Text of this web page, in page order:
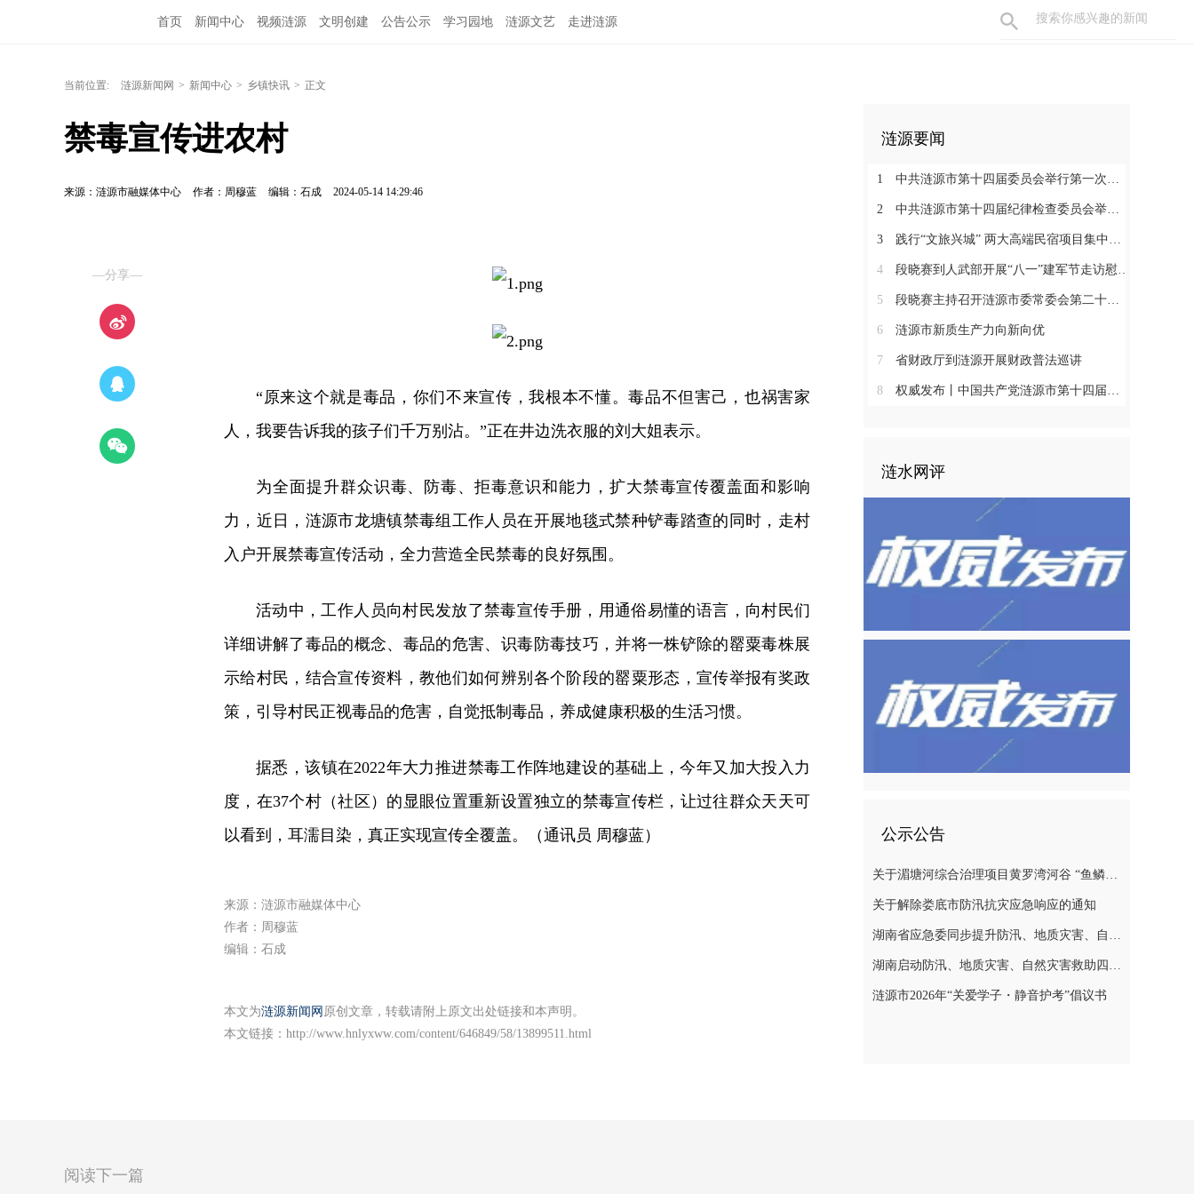
首页 新闻中心 视频涟源 文明创建 公告公示 学习园地 涟源文艺 走进涟源
当前位置: 涟源新闻网 > 新闻中心 > 乡镇快讯 > 正文
禁毒宣传进农村
来源：涟源市融媒体中心 作者：周穆蓝 编辑：石成 2024-05-14 14:29:46
—分享—
“原来这个就是毒品，你们不来宣传，我根本不懂。毒品不但害己，也祸害家
人，我要告诉我的孩子们千万别沾。”正在井边洗衣服的刘大姐表示。
为全面提升群众识毒、防毒、拒毒意识和能力，扩大禁毒宣传覆盖面和影响
力，近日，涟源市龙塘镇禁毒组工作人员在开展地毯式禁种铲毒踏查的同时，走村
入户开展禁毒宣传活动，全力营造全民禁毒的良好氛围。
活动中，工作人员向村民发放了禁毒宣传手册，用通俗易懂的语言，向村民们
详细讲解了毒品的概念、毒品的危害、识毒防毒技巧，并将一株铲除的罂粟毒株展
示给村民，结合宣传资料，教他们如何辨别各个阶段的罂粟形态，宣传举报有奖政
策，引导村民正视毒品的危害，自觉抵制毒品，养成健康积极的生活习惯。
据悉，该镇在2022年大力推进禁毒工作阵地建设的基础上，今年又加大投入力
度，在37个村（社区）的显眼位置重新设置独立的禁毒宣传栏，让过往群众天天可
以看到，耳濡目染，真正实现宣传全覆盖。（通讯员 周穆蓝）
来源：涟源市融媒体中心
作者：周穆蓝
编辑：石成
本文为涟源新闻网 原创文章，转载请附上原文出处链接和本声明。
本文链接： http://www.hnlyxww.com/content/646849/58/13899511.html
涟源要闻
1 中共涟源市第十四届委员会举行第一次全体会议 段晓赛当选市委书记 伍鹤群周杨当选市委副书记
2 中共涟源市第十四届纪律检查委员会举行第一次全体会议
3 践行“文旅兴城” 两大高端民宿项目集中签约开工 全力打造“湖湘地区文旅康养名城”
4 段晓赛到人武部开展“八一”建军节走访慰问活动
5 段晓赛主持召开涟源市委常委会第二十八次会议
6 涟源市新质生产力向新向优
7 省财政厅到涟源开展财政普法巡讲
8 权威发布丨中国共产党涟源市第十四届纪律检查委员会书记、副书记、常委名单
涟水网评
公示公告
关于湄塘河综合治理项目黄罗湾河谷 “鱼鳞坝”区域不对外开放的公告
关于解除娄底市防汛抗灾应急响应的通知
湖南省应急委同步提升防汛、地质灾害、自然灾害救助应急响应至三级
湖南启动防汛、地质灾害、自然灾害救助四级应急响应
涟源市2026年“关爱学子・静音护考”倡议书
阅读下一篇